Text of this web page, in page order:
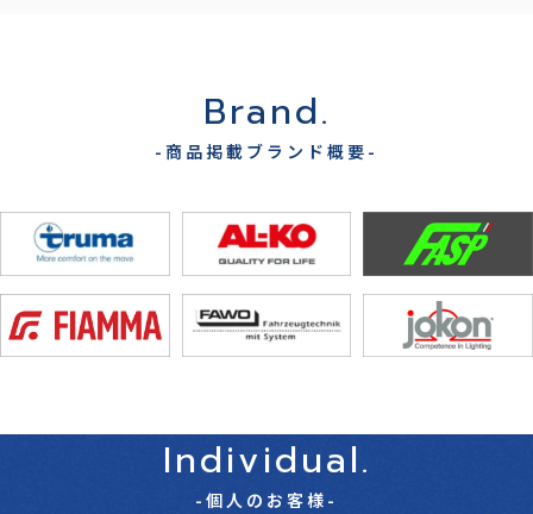
Brand.
-商品掲載ブランド概要-
Individual.
-個人のお客様-